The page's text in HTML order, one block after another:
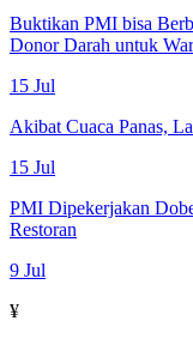
Buktikan PMI bisa
Donor Darah untuk
15 Jul
Akibat Cuaca Panas,
15 Jul
PMI Dipekerjakan
Restoran
9 Jul
¥